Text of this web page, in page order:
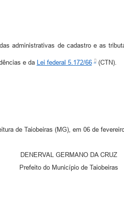
administrativas de cadastro e as
e da Lei federal 5.172/66 (CTN).
de Taiobeiras (MG), em 06 de
DENERVAL GERMANO DA CRUZ
Prefeito do Município de Taiobeiras